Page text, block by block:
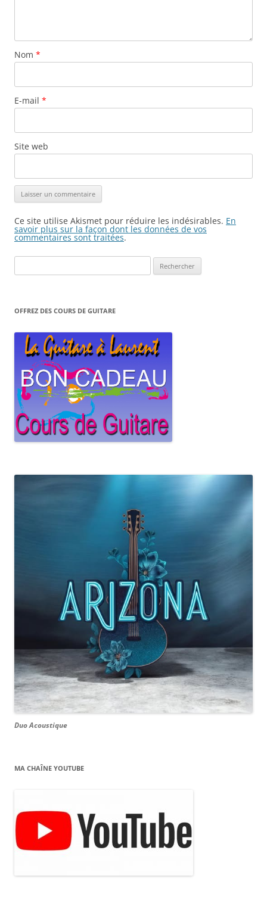
Nom *
E-mail *
Site web
Ce site utilise Akismet pour réduire les indésirables. En
savoir plus sur la façon dont les données de vos
commentaires sont traitées.
OFFREZ DES COURS DE GUITARE
Duo Acoustique
MA CHAÎNE YOUTUBE